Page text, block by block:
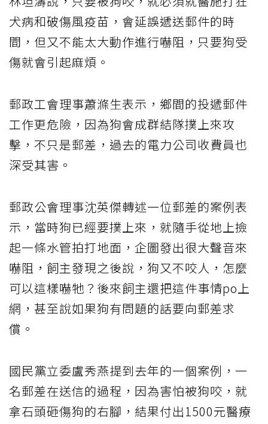
犬病和破傷風疫苗，會延誤遞送郵件的時
間，但又不能太大動作進行嚇阻，只要狗受
傷就會引起麻煩。
郵政工會理事蕭滌生表示，鄉間的投遞郵件
工作更危險，因為狗會成群結隊撲上來攻
擊，不只是郵差，過去的電力公司收費員也
深受其害。
郵政公會理事沈英傑轉述一位郵差的案例表
示，當時狗已經要撲上來，就隨手從地上撿
起一條水管拍打地面，企圖發出很大聲音來
嚇阻，飼主發現之後說，狗又不咬人，怎麼
可以這樣嚇牠？後來飼主還把這件事情po上
網，甚至說如果狗有問題的話要向郵差求
償。
國民黨立委盧秀燕提到去年的一個案例，一
名郵差在送信的過程，因為害怕被狗咬，就
拿石頭砸傷狗的右腳，結果付出1500元醫療